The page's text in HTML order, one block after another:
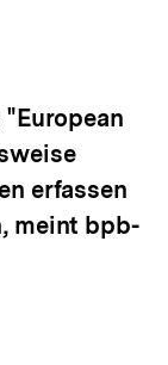
erfassen
meint bpb-